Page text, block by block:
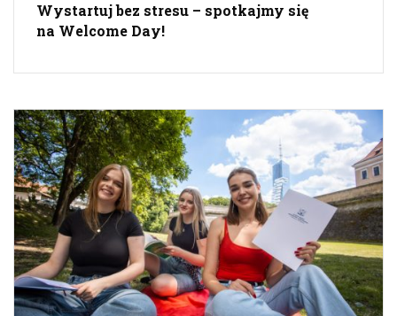
Wystartuj bez stresu – spotkajmy się
na Welcome Day!